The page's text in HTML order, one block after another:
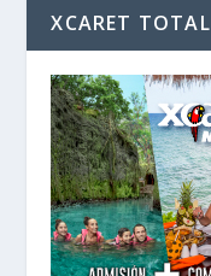
XCARET TOTAL